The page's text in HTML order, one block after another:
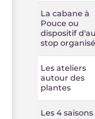
La cabane à
Pouce ou
dispositif
stop organisé
Les ateliers
autour des
plantes
Les 4 saisons